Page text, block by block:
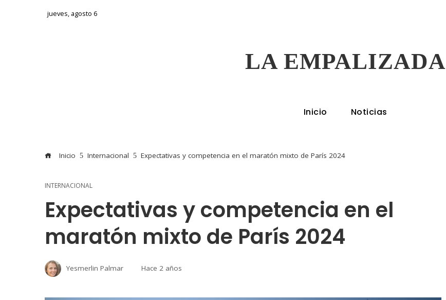
jueves, agosto 6
LA EMPALIZADA
Inicio Noticias
Inicio Internacional Expectativas y competencia en el maratón mixto de París 2024
INTERNACIONAL
Expectativas y competencia en el
maratón mixto de París 2024
Yesmerlin Palmar Hace 2 años